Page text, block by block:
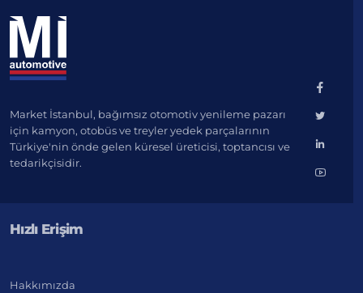
Market İstanbul, bağımsız otomotiv yenileme pazarı
için kamyon, otobüs ve treyler yedek parçalarının
Türkiye'nin önde gelen küresel üreticisi, toptancısı ve
tedarikçisidir.
Hızlı Erişim
Hakkımızda